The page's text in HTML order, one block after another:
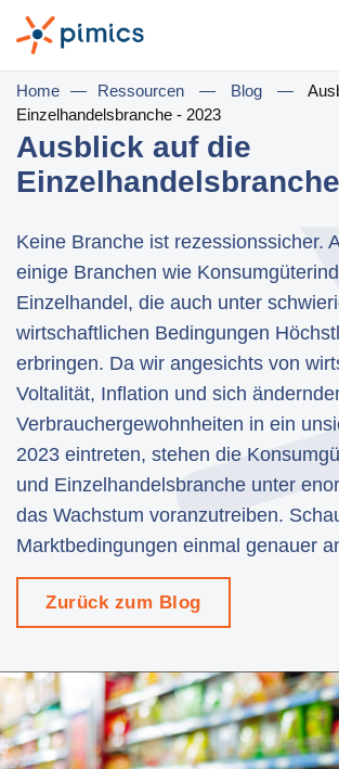
Lösung
Nach Jobrolle
Produktmanager
IT-Manager
Geschäftsführer
Nach Geschäftsbedarf
Ditribution & Großhandel
E-Commerce
Produktion
PIM für Marketing
Einzelhandel
Eigenschaften
Integration mit Plattformen
Home — Ressourcen — Blog —
Einzelhandelsbranche - 2023
Ausblick auf die
Keine Branche ist rezessionssicher.
einige Branchen wie
Einzelhandel, die auch unter
wirtschaftlichen Bedingungen
erbringen. Da wir angesichts von
Voltalität, Inflation und sich
Verbrauchergewohnheiten in ein
2023 eintreten, stehen die
und Einzelhandelsbranche unter
das Wachstum voranzutreiben.
Marktbedingungen einmal genauer
Zurück zum Blog